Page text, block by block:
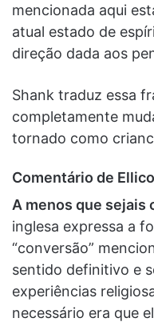
mencionada aqui
atual estado de
direção dada aos
Shank traduz essa
completamente
tornado como
Comentário de
A menos que sejais
inglesa expressa a
“conversão”
sentido definitivo e
experiências
necessário era que